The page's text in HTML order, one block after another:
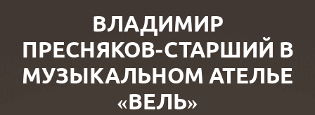
ВЛАДИМИР
ПРЕСНЯКОВ-СТАРШИЙ В
МУЗЫКАЛЬНОМ АТЕЛЬЕ
«ВЕЛЬ»